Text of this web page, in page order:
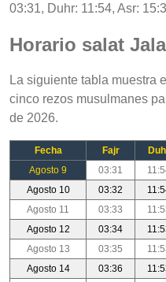
03:31, Duhr: 11:54, Asr:
Horario salat
La siguiente tabla muestra el
cinco rezos musulmanes
de 2026.
Fecha Fajr
Agosto 9
03:31
Agosto 10
03:32
Agosto 11
03:33
Agosto 12
03:34
Agosto 13
03:35
Agosto 14
03:36